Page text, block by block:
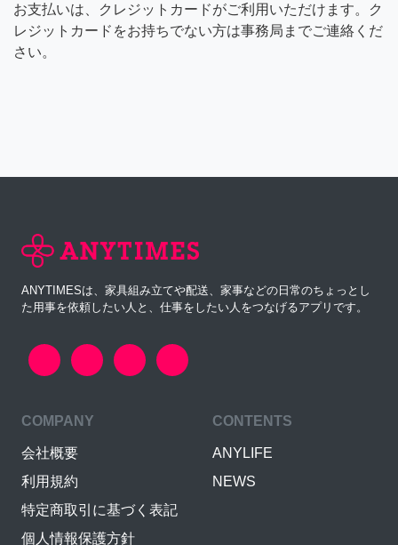
お支払いは、クレジットカードがご利用いただけます。ク
レジットカードをお持ちでない方は事務局までご連絡くだ
さい。
ANYTIMESは、家具組み立てや配送、家事などの日常のちょっとし
た用事を依頼したい人と、仕事をしたい人をつなげるアプリです。
COMPANY
会社概要
利用規約
特定商取引に基づく表記
個人情報保護方針
CONTENTS
ANYLIFE
NEWS